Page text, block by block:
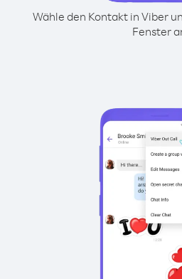
Wähle den Kontakt in Viber
Fenster